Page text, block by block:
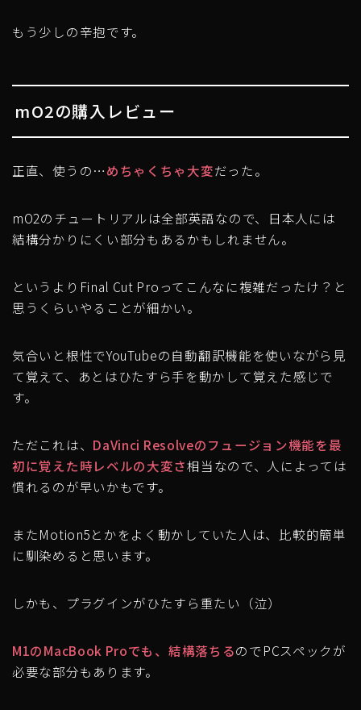
もう少しの辛抱です。
mO2の購入レビュー
正直、使うの…めちゃくちゃ大変だった。
mO2のチュートリアルは全部英語なので、日本人には
結構分かりにくい部分もあるかもしれません。
というよりFinal Cut Proってこんなに複雑だったけ？と
思うくらいやることが細かい。
気合いと根性でYouTubeの自動翻訳機能を使いながら見
て覚えて、あとはひたすら手を動かして覚えた感じで
す。
ただこれは、 DaVinci Resolveのフュージョン機能を最
初に覚えた時レベルの大変さ相当なので、人によっては
慣れるのが早いかもです。
またMotion5とかをよく動かしていた人は、比較的簡単
に馴染めると思います。
しかも、プラグインがひたすら重たい（泣）
M1のMacBook Proでも、結構落ちるのでPCスペックが
必要な部分もあります。